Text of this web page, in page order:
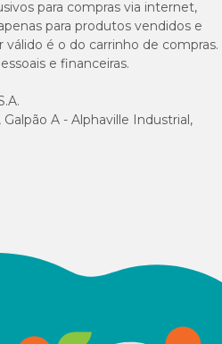
para compras via internet,
para produtos vendidos e
é o do carrinho de compras.
e financeiras.
Galpão A - Alphaville Industrial,